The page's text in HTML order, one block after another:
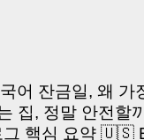
어 잔금일, 왜 가
집, 정말 안전할
그 핵심 요약 🇺🇸